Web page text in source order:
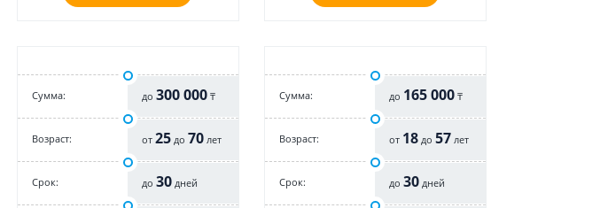
Cумма: до300 000 ₸
Возраст: от25 до 70 лет
Срок: до30 дней
Cумма: до 165 000 ₸
Возраст: от 18 до57 лет
Срок: до30 дней